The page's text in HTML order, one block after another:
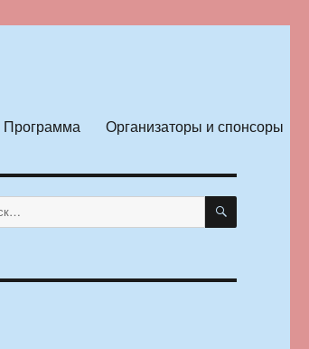
Программа Организаторы и спонсоры
ПОИСК